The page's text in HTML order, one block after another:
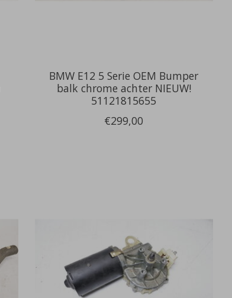
BMW E12 5 Serie OEM Bumper
balk chrome achter NIEUW!
51121815655
€299,00